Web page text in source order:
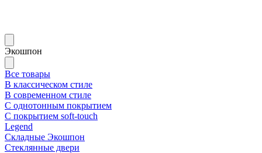
Экошпон
Все товары
В классическом стиле
В современном стиле
С однотонным покрытием
С покрытием soft-touch
Legend
Складные Экошпон
Стеклянные двери